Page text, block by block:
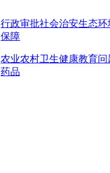
行政审批社会治安生态环
保障
农业农村卫生健康教育问
药品